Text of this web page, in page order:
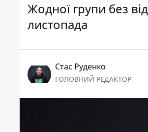
Жодної групи без
листопада
Стас Руденко
ГОЛОВНИЙ РЕДАКТОР